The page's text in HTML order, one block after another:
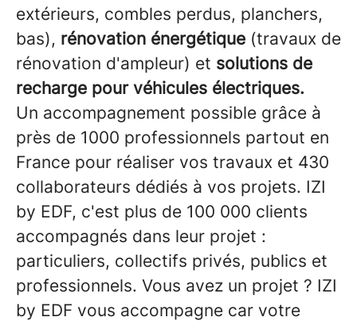
extérieurs, combles perdus, planchers,
bas), rénovation énergétique (travaux de
rénovation d'ampleur) et solutions de
recharge pour véhicules électriques.
Un accompagnement possible grâce à
près de 1000 professionnels partout en
France pour réaliser vos travaux et 430
collaborateurs dédiés à vos projets. IZI
by EDF, c'est plus de 100 000 clients
accompagnés dans leur projet :
particuliers, collectifs privés, publics et
professionnels. Vous avez un projet ? IZI
by EDF vous accompagne car votre